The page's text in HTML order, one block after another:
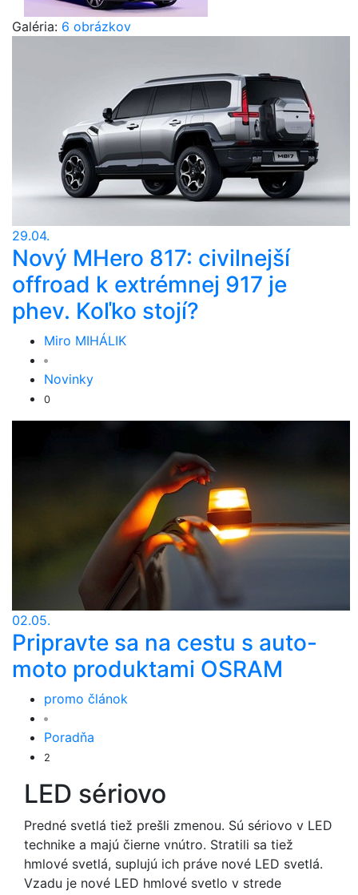
Galéria: 6 obrázkov
29.04.
Nový MHero 817: civilnejší
offroad k extrémnej 917 je
phev. Koľko stojí?
Miro MIHÁLIK
Novinky
0
02.05.
Pripravte sa na cestu s auto-
moto produktami OSRAM
promo článok
Poradňa
2
LED sériovo
Predné svetlá tiež prešli zmenou. Sú sériovo v LED
technike a majú čierne vnútro. Stratili sa tiež
hmlové svetlá, suplujú ich práve nové LED svetlá.
Vzadu je nové LED hmlové svetlo v strede